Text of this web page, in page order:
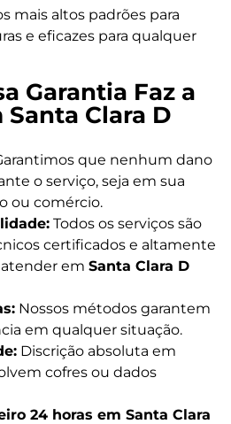
mais altos padrões para
e eficazes para qualquer
Garantia Faz a
Clara D
que nenhum dano
o serviço, seja em sua
ou comércio.
Todos os serviços são
certificados e altamente
em Santa Clara D
Nossos métodos garantem
em qualquer situação.
Discrição absoluta em
cofres ou dados
24 horas em Santa Clara